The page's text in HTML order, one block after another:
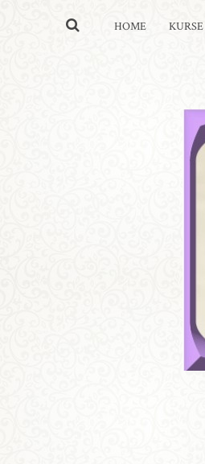
HOME